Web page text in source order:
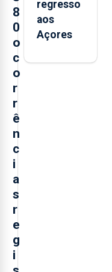
8
0
o
c
o
r
r
ê
n
c
i
a
s
r
e
g
i
regresso
aos
Açores